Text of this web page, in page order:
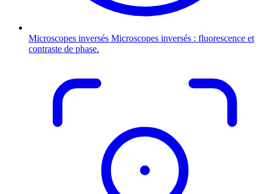
Microscopes inversés Microscopes inversés : fluorescence et
contraste de phase.